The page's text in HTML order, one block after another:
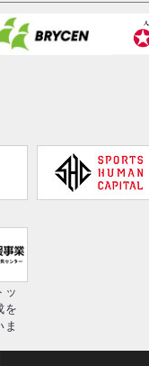
ッ
を